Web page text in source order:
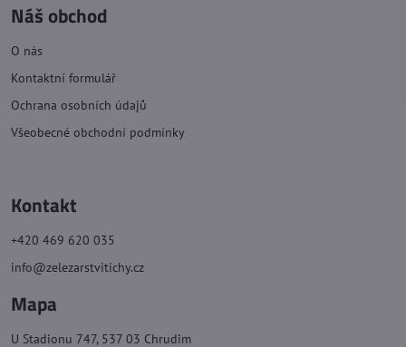
Náš obchod
O nás
Kontaktní formulář
Ochrana osobních údajů
Všeobecné obchodní podmínky
Kontakt
+420 469 620 035
info@zelezarstvitichy.cz
Mapa
U Stadionu 747, 537 03 Chrudim